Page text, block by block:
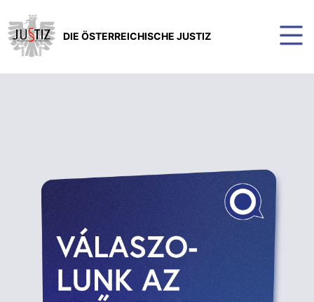
DIE ÖSTERREICHISCHE JUSTIZ